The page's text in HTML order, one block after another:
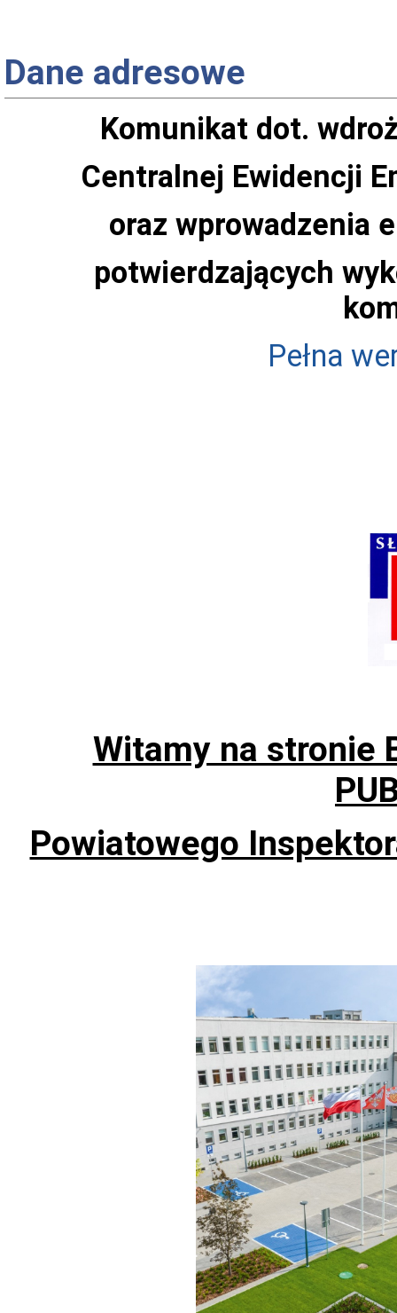
Dane adresowe
Komunikat dot.
Centralnej Ewidencji
oraz wprowadzenia
potwierdzających
Pełna
Witamy na stronie
Powiatowego